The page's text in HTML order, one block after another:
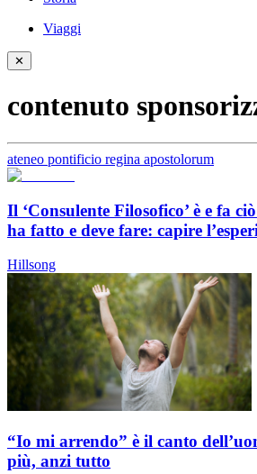
Viaggi
✕
contenuto
ateneo pontificio regina apostolorum
Il ‘Consulente Filosofico’ è e fa
ha fatto e deve fare: capire
Hillsong
“Io mi arrendo” è il canto
più, anzi tutto